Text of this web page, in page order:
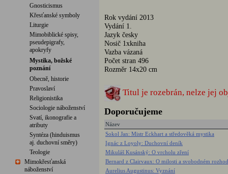
Gnosticismus
Křesťanské symboly
Liturgie
Mimobiblické spisy,
pseudepigrafy,
apokryfy
Mystika, božské
poznání
Obecně, historie
Pravoslaví
Religionistika
Sociologie náboženství
Svatí, ikonografie a
atributy
Syntéza (hinduismus
aj. duchovní směry)
Teologie
Mimokřesťanská
náboženství
Rok vydání 2013
Vydání 1.
Jazyk česky
Nosič 1xkniha
Vazba vázaná
Počet stran 496
Rozměr 14x20 cm
Titul je rozebrán, nelze jej
Doporučujeme
Název
Sokol Jan: Mistr Eckhart a středověká mystika
Ignác z Loyoly: Duchovní deník
Mikuláš Kusánský: O vrcholu zření
Bernard z Clairvaux: O milosti a svobodném
Aurelius Augustinus: Vyznání